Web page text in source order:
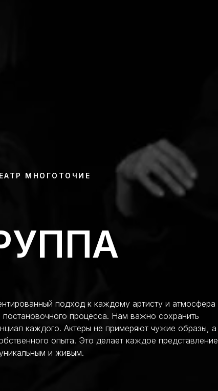
МНОГОТОЧИЕ
подход к каждому артисту и атмосфера
постановочного процесса. Нам важно сохранить
каждого. Актеры не примеряют чужие образы, а
опыта. Это делает каждое представление
и живым.